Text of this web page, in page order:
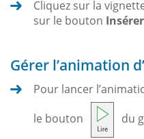
Cliquez sur la
sur le bouton Insérer
Gérer l’animation
Pour lancer
le bouton
du